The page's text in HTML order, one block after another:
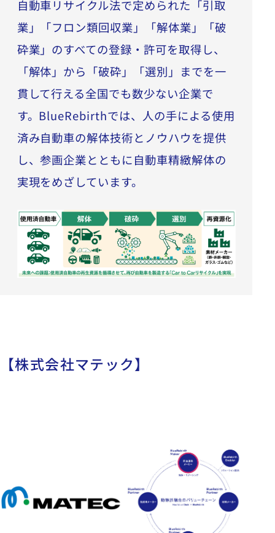
自動車リサイクル法で定められた「引取
業」「フロン類回収業」「解体業」「破
砕業」のすべての登録・許可を取得し、
「解体」から「破砕」「選別」までを一
貫して行える全国でも数少ない企業で
す。BlueRebirthでは、人の手による使用
済み自動車の解体技術とノウハウを提供
し、参画企業とともに自動車精緻解体の
実現をめざしています。
【株式会社マテック】